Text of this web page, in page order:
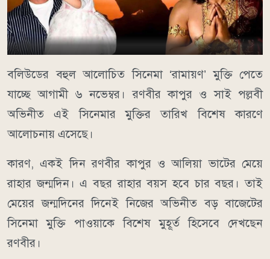
বলিউডের বহুল আলোচিত সিনেমা ‘রামায়ণ’ মুক্তি পেতে
যাচ্ছে আগামী ৬ নভেম্বর। রণবীর কাপুর ও সাই পল্লবী
অভিনীত এই সিনেমার মুক্তির তারিখ বিশেষ কারণে
আলোচনায় এসেছে।
কারণ, একই দিন রণবীর কাপুর ও আলিয়া ভাটের মেয়ে
রাহার জন্মদিন। এ বছর রাহার বয়স হবে চার বছর। তাই
মেয়ের জন্মদিনের দিনেই নিজের অভিনীত বড় বাজেটের
সিনেমা মুক্তি পাওয়াকে বিশেষ মুহূর্ত হিসেবে দেখছেন
রণবীর।